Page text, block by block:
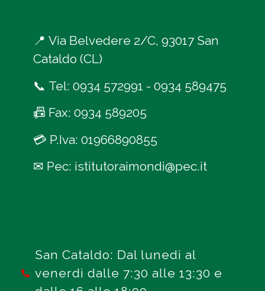
📍 Via Belvedere 2/C, 93017 San
Cataldo (CL)
📞 Tel: 0934 572991 - 0934 589475
📠 Fax: 0934 589205
💳 P.Iva: 01966890855
✉ Pec: istitutoraimondi@pec.it
San Cataldo: Dal lunedi al
venerdì dalle 7:30 alle 13:30 e